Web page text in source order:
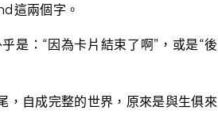
這兩個字。
是：“因為卡片結束了啊”，或是“後
，自成完整的世界，原來是與生俱來